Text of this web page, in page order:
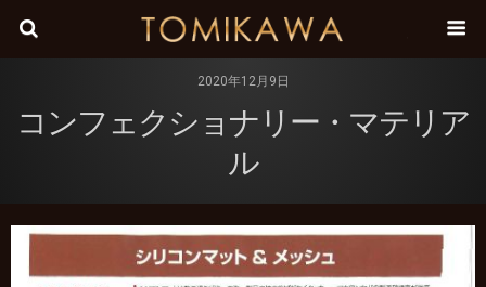
株式会
2020年12月9日
コンフェクショナリー・マテリア
ル